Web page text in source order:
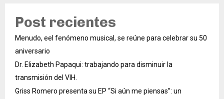
Post recientes
Menudo, eel fenómeno musical, se reúne para celebrar su 50
aniversario
Dr. Elizabeth Papaqui: trabajando para disminuir la
transmisión del VIH.
Griss Romero presenta su EP “Si aún me piensas”: un